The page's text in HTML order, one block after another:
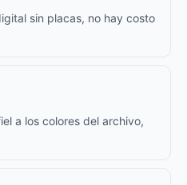
sin placas, no hay costo
a los colores del archivo,